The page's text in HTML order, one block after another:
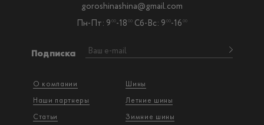
О компании
Наши партнеры
Статьи
Шины
Летние шины
Зимние шины
Подписка
Пн-Пт: 9 00-18 00 Сб-Вс: 9 00-16 00
goroshinashina@gmail.com